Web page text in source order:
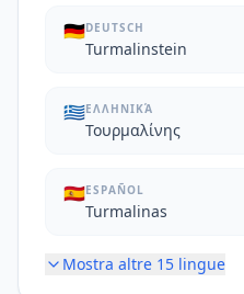
🇩🇪DEUTSCH
Turmalinstein
🇬🇷ΕΛΛΗΝΙΚΆ
Τουρμαλίνης
🇪🇸ESPAÑOL
Turmalinas
Mostra altre 15 lingue